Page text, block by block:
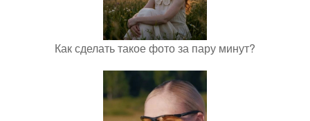
Как сделать такое фото за пару минут?